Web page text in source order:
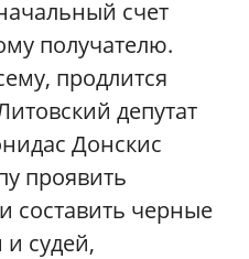
счет
получателю.
продлится
депутат
Донскис
проявить
составить черные
и судей,